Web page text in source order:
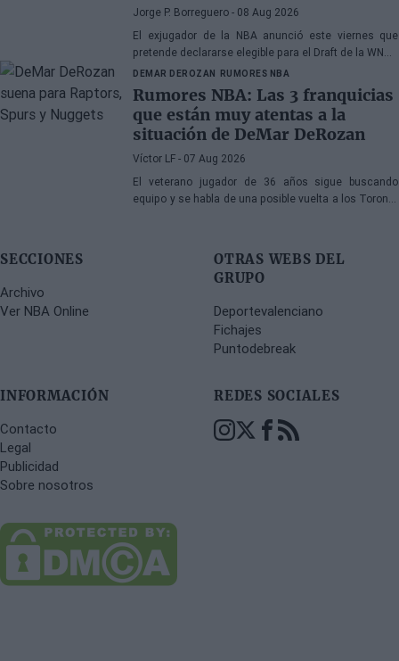
Jorge P. Borreguero - 08 Aug 2026
El exjugador de la NBA anunció este viernes que
pretende declararse elegible para el Draft de la WNBA
de 2027
DEMAR DEROZAN RUMORES NBA
Rumores NBA: Las 3 franquicias
que están muy atentas a la
situación de DeMar DeRozan
Víctor LF - 07 Aug 2026
El veterano jugador de 36 años sigue buscando
equipo y se habla de una posible vuelta a los Toronto
SECCIONES
Archivo
Ver NBA Online
OTRAS WEBS DEL
GRUPO
Deportevalenciano
Fichajes
Puntodebreak
INFORMACIÓN
Contacto
Legal
Publicidad
Sobre nosotros
REDES SOCIALES